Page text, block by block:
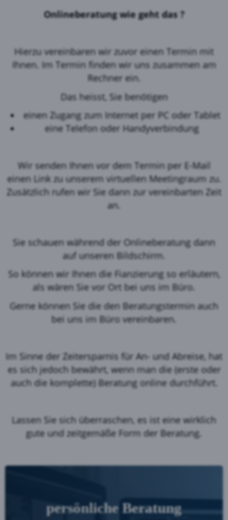
Onlineberatung wie geht das ?
Hierzu vereinbaren wir zuvor einen Termin mit
Ihnen. Im Termin finden wir uns zusammen am
Rechner ein.
Das heisst, Sie benötigen
einen Zugang zum Internet per PC oder Tablet
eine Telefon oder Handyverbindung
Wir senden Ihnen vor dem Termin per E-Mail
einen Link zu unserem virtuellen Meetingraum zu.
Zusätzlich rufen wir Sie dann zur vereinbarten Zeit
an.
Sie schauen während der Onlineberatung dann
auf unseren Bildschirm.
So können wir Ihnen die Fianzierung so erläutern,
als wären Sie vor Ort bei uns im Büro.
Gerne können Sie die den Beratungstermin auch
bei uns im Büro vereinbaren.
Im Sinne der Zeitersparnis für An- und Abreise, hat
es sich jedoch bewährt, wenn man die (erste oder
auch die komplette) Beratung online durchführt.
Lassen Sie sich überraschen, es ist eine wirklich
gute und zeitgemäße Form der Beratung.
persönliche Beratung